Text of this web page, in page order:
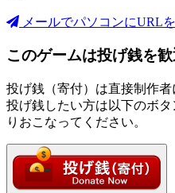
メールでパソコンにURL
このゲームは投げ銭を
投げ銭（寄付）は直接制作者
投げ銭したい方は以下のボ
りおこなってください。